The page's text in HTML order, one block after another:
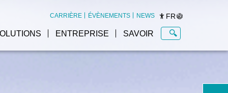
CARRIÈRE ÉVÈNEMENTS NEWS FR
ENTREPRISE SAVOIR